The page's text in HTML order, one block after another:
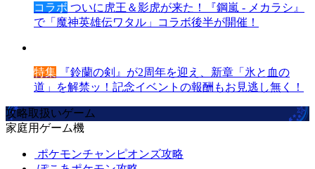
コラボ ついに虎王＆影虎が来た！『鋼嵐 - メカラシ』
で「魔神英雄伝ワタル」コラボ後半が開催！
特集 『鈴蘭の剣』が2周年を迎え、新章「氷と血の
道」を解禁ッ！記念イベントの報酬もお見逃し無く！
攻略取扱いゲーム
家庭用ゲーム機
ポケモンチャンピオンズ攻略